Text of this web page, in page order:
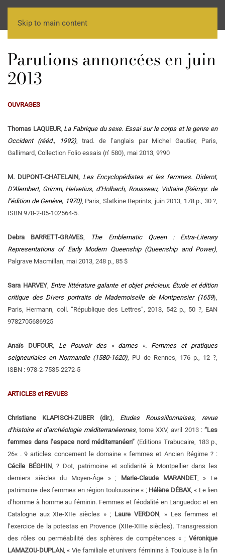
Skip to main content
Parutions annoncées en juin
2013
OUVRAGES
Thomas LAQUEUR, La Fabrique du sexe. Essai sur le corps et le genre en
Occident
(rééd., 1992), trad. de l’anglais par Michel Gautier, Paris,
Gallimard, Collection Folio essais (n’ 580), mai 2013, 9?90
M. DUPONT-CHATELAIN, Les Encyclopédistes et les femmes. Diderot,
D’Alembert, Grimm, Helvetius, d’Holbach, Rousseau, Voltaire (Réimpr. de
l’édition de Genève, 1970), Paris, Slatkine Reprints, juin 2013, 178 p., 30 ?,
ISBN 978-2-05-102564-5.
Debra BARRETT-GRAVES,
The Emblematic Queen : Extra-Literary
Representations of Early Modern Queenship (Queenship and Power),
Palgrave Macmillan, mai 2013, 248 p., 85 $
Sara HARVEY, Entre littérature galante et objet précieux. Étude et édition
critique des Divers portraits de Mademoiselle de Montpensier (1659),
Paris, Hermann, coll. “République des Lettres”, 2013, 542 p., 50 ?, EAN
9782705686925
Anaïs DUFOUR, Le Pouvoir des « dames ». Femmes et pratiques
seigneuriales en Normandie (1580-1620), PU de Rennes, 176 p., 12 ?,
ISBN : 978-2-7535-2272-5
ARTICLES et REVUES
Christiane KLAPISCH-ZUBER (dir.), Etudes Roussillonnaises, revue
d’histoire et d’archéologie méditerranéennes, tome XXV, avril 2013 :“Les
femmes dans l’espace nord méditerranéen” (Editions Trabucaire, 183 p.,
26« . 9 articles concernent le domaine « femmes et Ancien Régime ? :
Cécile BÉGHIN, ? Dot, patrimoine et solidarité à Montpellier dans les
derniers siècles du Moyen-Âge » ; Marie-Claude MARANDET, » Le
patrimoine des femmes en région toulousaine « ; Hélène DÉBAX, « Le lien
d’homme à homme au féminin. Femmes et féodalité en Languedoc et en
Catalogne aux XIe-XIIe siècles » ; Laure VERDON, » Les femmes et
l’exercice de la potestas en Provence (XIIe-XIIIe siècles). Transgression
des rôles ou perméabilité des sphères de compétences « ; Véronique
LAMAZOU-DUPLAN, « Vie familiale et univers féminins à Toulouse à la fin